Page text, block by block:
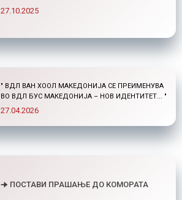
27.10.2025
ПОСТДИПЛОМСКИ СТУДИИ ДОМА И ВО
СТРАНСТВО "
01.04.2026
🠊 ПОСТАВИ ПРАШАЊЕ ДО КОМОРАТА